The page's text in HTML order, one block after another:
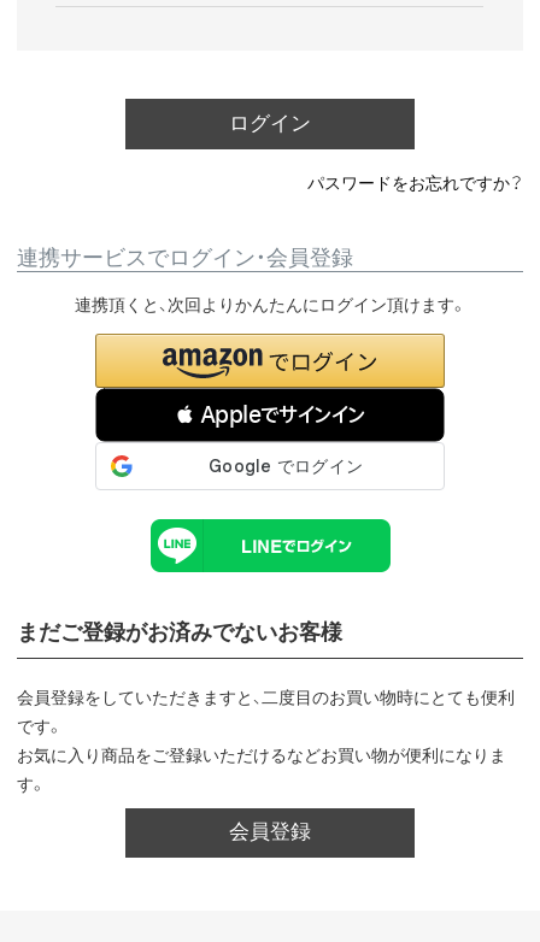
ログイン
パスワードをお忘れですか？
連携サービスでログイン・会員登録
 Appleでサインイン
連携頂くと、次回よりかんたんにログイン頂けます。
まだご登録がお済みでないお客様
会員登録をしていただきますと、二度目のお買い物時にとても便利
です。
お気に入り商品をご登録いただけるなどお買い物が便利になりま
す。
会員登録